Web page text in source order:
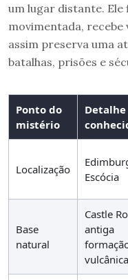
um lugar distante.
movimentada,
assim preserva uma
batalhas, prisões e
Ponto do
mistério
Detalhe
Localização
Escócia
Base
natural
Castle
antiga
vulcânica